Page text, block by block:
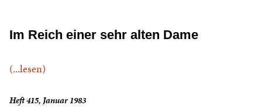
Im Reich einer sehr alten Dame
(...lesen)
Heft 415, Januar 1983